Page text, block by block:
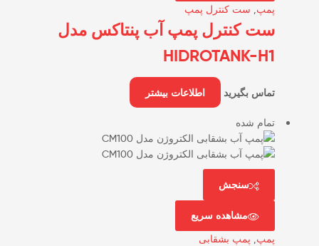
پمپ ست کنترل پمپ
ست کنترل پمپ آب پنتاکس مدل
HIDROTANK-H1
تماس بگیرید اطلاعات بیشتر
تمام شده
سنجش
مشاهده سریع
پمپ پمپ بشقابی